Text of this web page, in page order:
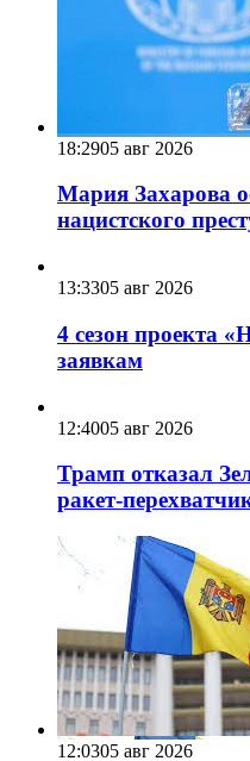
18:2905 авг 2026
Мария Захарова
нацистского
13:3305 авг 2026
4 сезон проекта
заявкам
12:4005 авг 2026
Трамп отказал
ракет-
12:0305 авг 2026